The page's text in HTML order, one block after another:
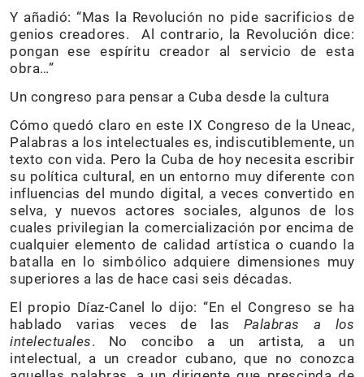
Y añadió: “Mas la Revolución no pide sacrificios de
genios creadores. Al contrario, la Revolución dice:
pongan ese espíritu creador al servicio de esta
obra…”
Un congreso para pensar a Cuba desde la cultura
Cómo quedó claro en este IX Congreso de la Uneac,
Palabras a los intelectuales es, indiscutiblemente, un
texto con vida. Pero la Cuba de hoy necesita escribir
su política cultural, en un entorno muy diferente con
influencias del mundo digital, a veces convertido en
selva, y nuevos actores sociales, algunos de los
cuales privilegian la comercialización por encima de
cualquier elemento de calidad artística o cuando la
batalla en lo simbólico adquiere dimensiones muy
superiores a las de hace casi seis décadas.
El propio Díaz-Canel lo dijo: “En el Congreso se ha
hablado varias veces de las Palabras a los
intelectuales. No concibo a un artista, a un
intelectual, a un creador cubano, que no conozca